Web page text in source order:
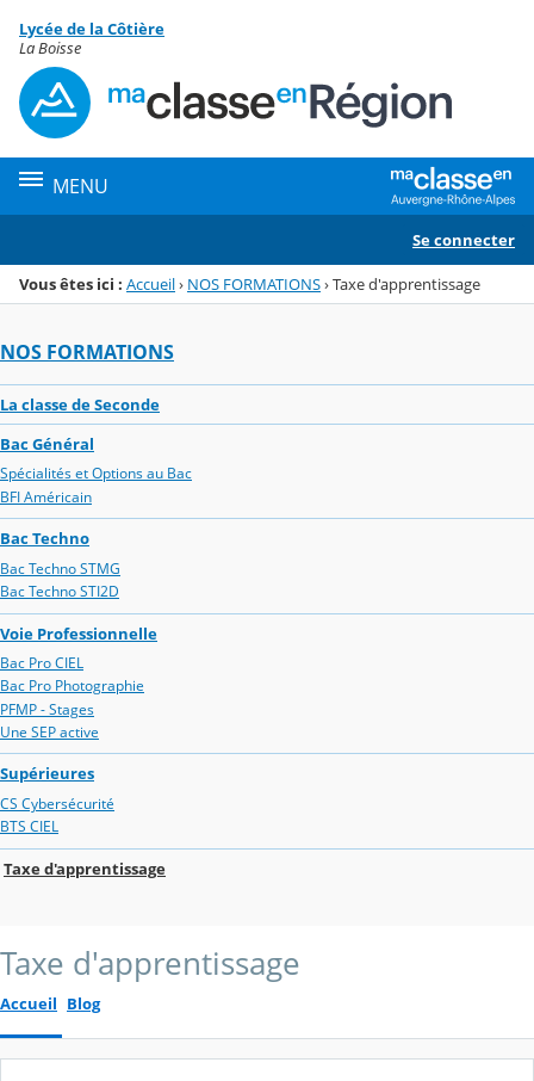
Menu de la rubrique
Contenu
Lycée de la Côtière
La Boisse
MENU
Se connecter
Vous êtes ici : Accueil› NOS FORMATIONS›Taxe d'apprentissage
NOS FORMATIONS
La classe de Seconde
Bac Général
Spécialités et Options au Bac
BFI Américain
Bac Techno
Bac Techno STMG
Bac Techno STI2D
Voie Professionnelle
Bac Pro CIEL
Bac Pro Photographie
PFMP - Stages
Une SEP active
Supérieures
CS Cybersécurité
BTS CIEL
Taxe d'apprentissage
Taxe d'apprentissage
Accueil Blog